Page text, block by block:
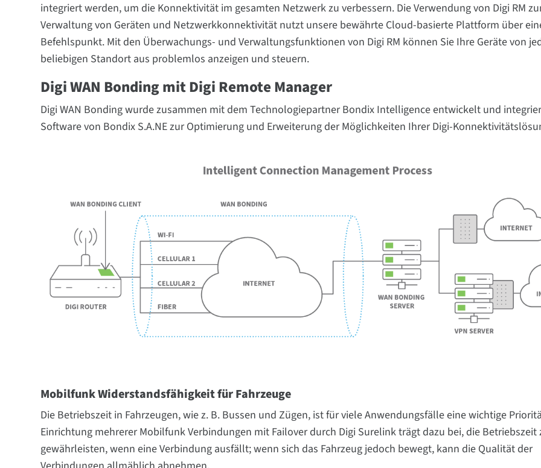
integriert werden, um die Konnektivität im gesamten Netzwerk zu verbessern. Die Verwendung von Digi RM
Verwaltung von Geräten und Netzwerkkonnektivität nutzt unsere bewährte Cloud-basierte Plattform über
Befehlspunkt. Mit den Überwachungs- und Verwaltungsfunktionen von Digi RM können Sie Ihre Geräte von
beliebigen Standort aus problemlos anzeigen und steuern.
Digi WAN Bonding mit Digi Remote Manager
Digi WAN Bonding wurde zusammen mit dem Technologiepartner Bondix Intelligence entwickelt und
Software von Bondix S.A.NE zur Optimierung und Erweiterung der Möglichkeiten Ihrer Digi-
Mobilfunk Widerstandsfähigkeit für Fahrzeuge
Die Betriebszeit in Fahrzeugen, wie z. B. Bussen und Zügen, ist für viele Anwendungsfälle eine wichtige
Einrichtung mehrerer Mobilfunk Verbindungen mit Failover durch Digi Surelink trägt dazu bei, die Betriebszeit
gewährleisten, wenn eine Verbindung ausfällt; wenn sich das Fahrzeug jedoch bewegt, kann die Qualität der